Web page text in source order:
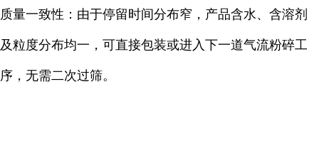
质量一致性：由于停留时间分布窄，产品含水、含溶剂
及粒度分布均一，可直接包装或进入下一道气流粉碎工
序，无需二次过筛。